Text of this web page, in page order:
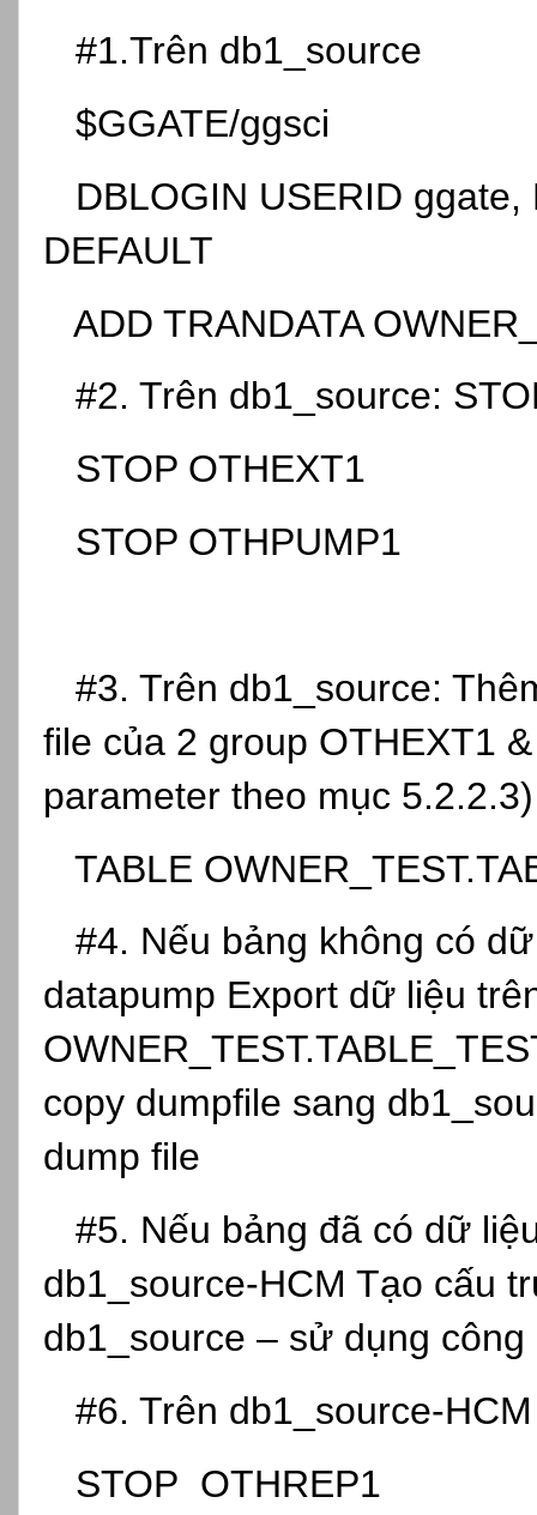
#1.Trên db1_source
$GGATE/ggsci
DBLOGIN USERID ggate,
DEFAULT
ADD TRANDATA
#2. Trên db1_source:
STOP OTHEXT1
STOP OTHPUMP1
#3. Trên db1_source:
file của 2 group OTHEXT1
parameter theo mục 5.2.2.3)
TABLE
#4. Nếu bảng không có
datapump Export dữ liệu
copy dumpfile sang
dump file
#5. Nếu bảng đã có dữ
db1_source-HCM Tạo cấu
db1_source – sử dụng
#6. Trên db1_source-
STOP OTHREP1